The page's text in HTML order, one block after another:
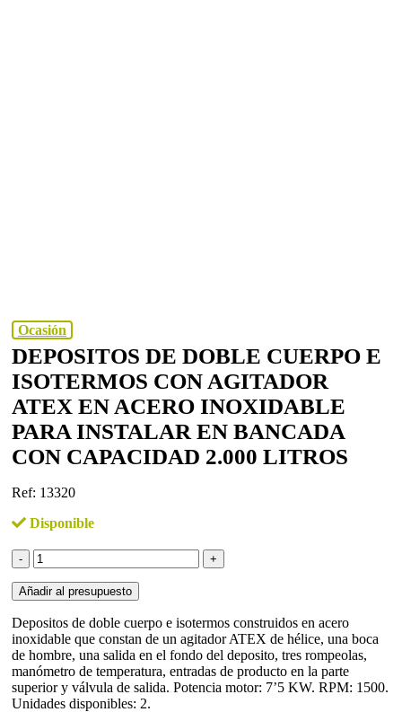
Ocasión
DEPOSITOS DE DOBLE CUERPO E
ISOTERMOS CON AGITADOR
ATEX EN ACERO INOXIDABLE
PARA INSTALAR EN BANCADA
CON CAPACIDAD 2.000 LITROS
Ref: 13320
Disponible
Depositos
de
doble
cuerpo
e
isotermos
con
agitador
ATEX
en
Añadir al presupuesto
Depositos de doble cuerpo e isotermos construidos en acero
inoxidable que constan de un agitador ATEX de hélice, una boca
de hombre, una salida en el fondo del deposito, tres rompeolas,
manómetro de temperatura, entradas de producto en la parte
superior y válvula de salida. Potencia motor: 7’5 KW. RPM: 1500.
Unidades disponibles: 2.